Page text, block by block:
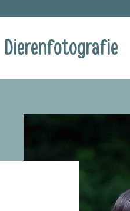
Dierenfotografie